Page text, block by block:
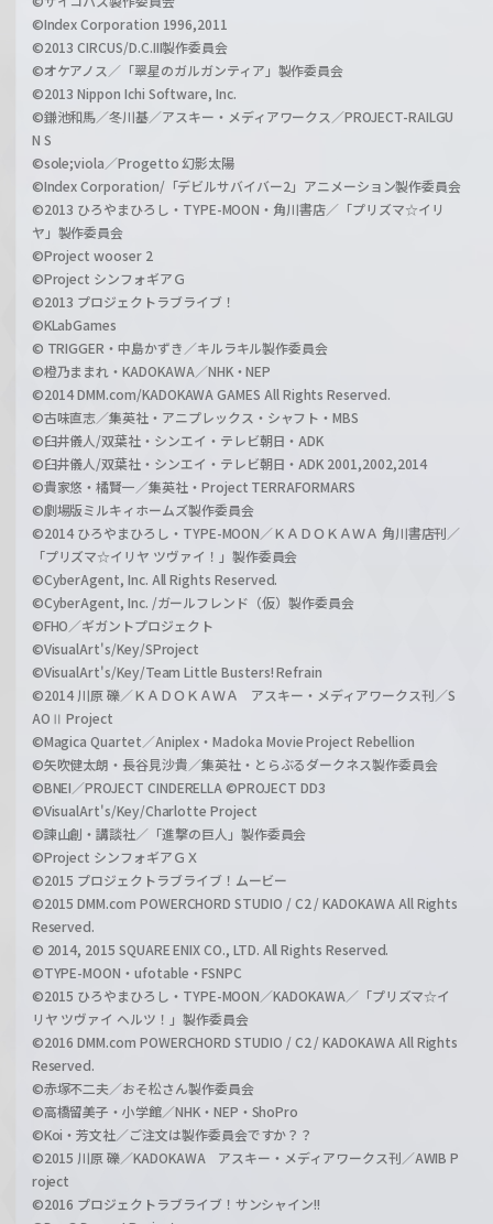
©Index Corporation 1996,2011
©2013 CIRCUS/D.C.III製作委員会
©オケアノス／「翠星のガルガンティア」製作委員会
©2013 Nippon Ichi Software, Inc.
©鎌池和馬／冬川基／アスキー・メディアワークス／PROJECT-RAILGU
N S
©sole;viola／Progetto 幻影太陽
©Index Corporation/「デビルサバイバー2」アニメーション製作委員会
©2013 ひろやまひろし・TYPE-MOON・角川書店／「プリズマ☆イリ
ヤ」製作委員会
©Project wooser 2
©Project シンフォギアＧ
©2013 プロジェクトラブライブ！
©KLabGames
© TRIGGER・中島かずき／キルラキル製作委員会
©橙乃ままれ・KADOKAWA／NHK・NEP
©2014 DMM.com/KADOKAWA GAMES All Rights Reserved.
©古味直志／集英社・アニプレックス・シャフト・MBS
©臼井儀人/双葉社・シンエイ・テレビ朝日・ADK
©臼井儀人/双葉社・シンエイ・テレビ朝日・ADK 2001,2002,2014
©貴家悠・橘賢一／集英社・Project TERRAFORMARS
©劇場版ミルキィホームズ製作委員会
©2014 ひろやまひろし・TYPE-MOON／ＫＡＤＯＫＡＷＡ 角川書店刊／
「プリズマ☆イリヤ ツヴァイ！」製作委員会
©CyberAgent, Inc. All Rights Reserved.
©CyberAgent, Inc. /ガールフレンド（仮）製作委員会
©FHO／ギガントプロジェクト
©VisualArt's/Key/SProject
©VisualArt's/Key/Team Little Busters! Refrain
©2014 川原 礫／ＫＡＤＯＫＡＷＡ アスキー・メディアワークス刊／S
AOⅡ Project
©Magica Quartet／Aniplex・Madoka Movie Project Rebellion
©矢吹健太朗・長谷見沙貴／集英社・とらぶるダークネス製作委員会
©BNEI／PROJECT CINDERELLA ©PROJECT DD3
©VisualArt's/Key/Charlotte Project
©諫山創・講談社／「進撃の巨人」製作委員会
©Project シンフォギアＧＸ
©2015 プロジェクトラブライブ！ムービー
©2015 DMM.com POWERCHORD STUDIO / C2 / KADOKAWA All Rights
Reserved.
© 2014, 2015 SQUARE ENIX CO., LTD. All Rights Reserved.
©TYPE-MOON・ufotable・FSNPC
©2015 ひろやまひろし・TYPE-MOON／KADOKAWA／「プリズマ☆イ
リヤ ツヴァイ ヘルツ！」製作委員会
©2016 DMM.com POWERCHORD STUDIO / C2 / KADOKAWA All Rights
Reserved.
©赤塚不二夫／おそ松さん製作委員会
©高橋留美子・小学館／NHK・NEP・ShoPro
©Koi・芳文社／ご注文は製作委員会ですか？？
©2015 川原 礫／KADOKAWA アスキー・メディアワークス刊／AWIB P
roject
©2016 プロジェクトラブライブ！サンシャイン!!